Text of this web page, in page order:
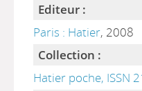
Editeur :
Paris : Hatier, 2008
Collection :
Hatier poche, ISSN